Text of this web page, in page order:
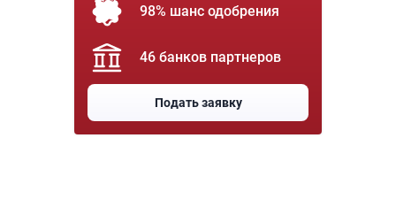
98% шанс одобрения
46 банков партнеров
Подать заявку